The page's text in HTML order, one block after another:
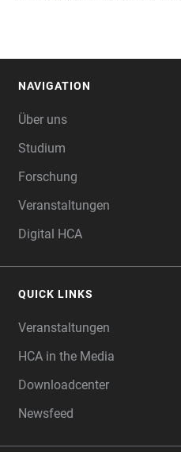
NAVIGATION
Über uns
Studium
Forschung
Veranstaltungen
Digital HCA
QUICK LINKS
Veranstaltungen
HCA in the Media
Downloadcenter
Newsfeed